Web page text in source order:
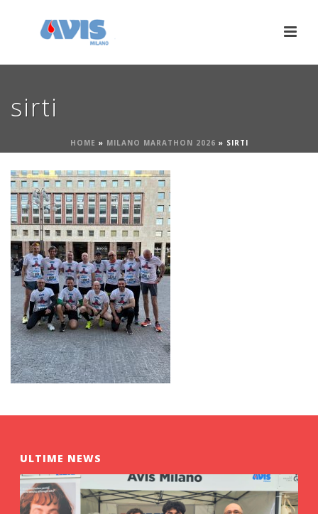
sirti
HOME » MILANO MARATHON 2026 » SIRTI
ULTIME NEWS